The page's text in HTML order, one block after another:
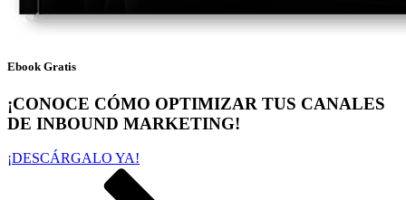
Ebook Gratis
¡CONOCE CÓMO OPTIMIZAR TUS CANALES
DE INBOUND MARKETING!
¡DESCÁRGALO YA!